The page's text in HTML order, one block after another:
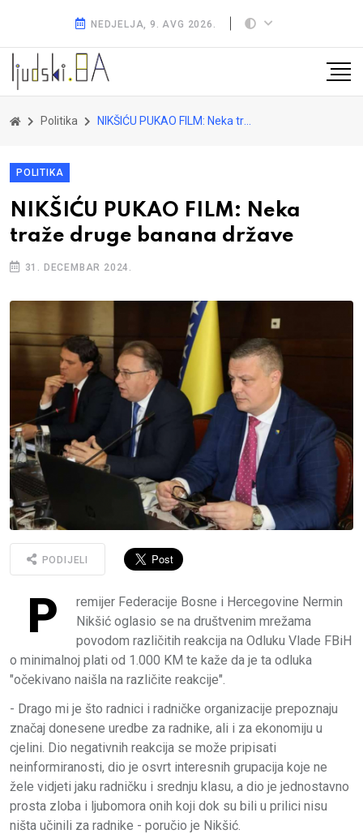
NEDJELJA, 9. AVG 2026.
Politika NIKŠIĆU PUKAO FILM: Neka traže druge banana države
POLITIKA
NIKŠIĆU PUKAO FILM: Neka
traže druge banana države
31. DECEMBAR 2024.
PODIJELI
P
remijer Federacije Bosne i Hercegovine Nermin
Nikšić oglasio se na društvenim mrežama
povodom različitih reakcija na Odluku Vlade FBiH
o minimalnoj plati od 1.000 KM te kaže da je ta odluka
"očekivano naišla na različite reakcije".
- Drago mi je što radnici i radničke organizacije prepoznaju
značaj donesene uredbe za radnike, ali i za ekonomiju u
cjelini. Dio negativnih reakcija se može pripisati
neinformiranosti, dio je osvrt interesnih grupacija koje ne
žele vidjeti jaku radničku i srednju klasu, a dio je jednostavno
prosta zloba i ljubomora onih koji dok su bili u prilici nisu
ništa učinili za radnike - poručio je Nikšić.